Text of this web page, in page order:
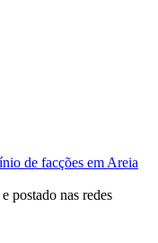
de facções em Areia
postado nas redes